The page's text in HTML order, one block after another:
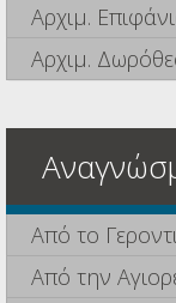
Αρχιμ.
Αρχιμ.
Από το
Από την